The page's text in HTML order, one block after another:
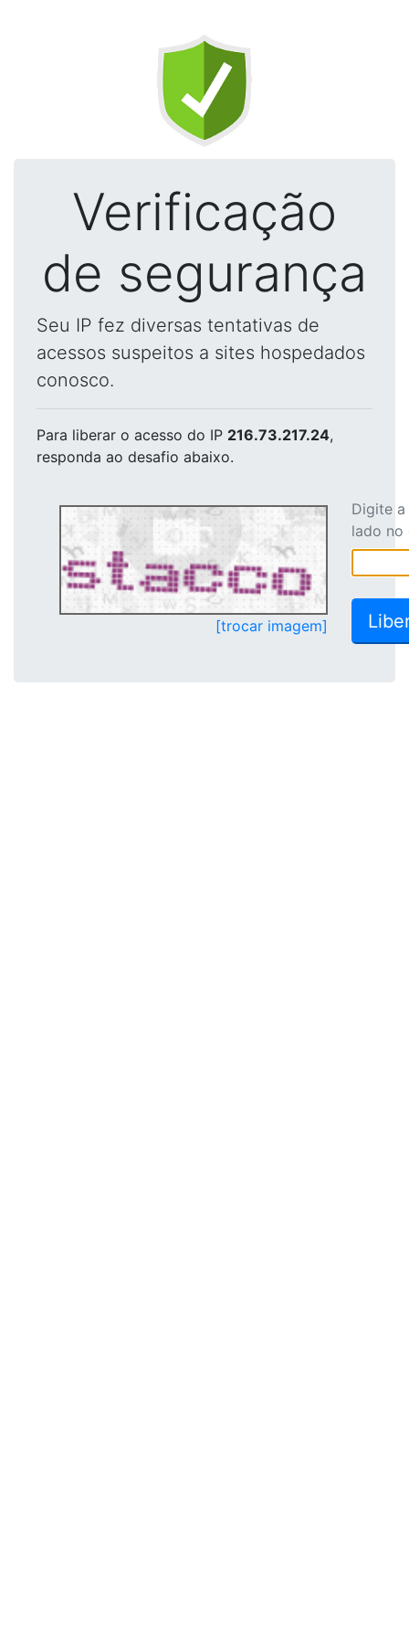
Verificação
de segurança
Seu IP fez diversas tentativas de
acessos suspeitos a sites hospedados
conosco.
Para liberar o acesso do IP 216.73.217.24,
responda ao desafio abaixo.
[trocar imagem]
Digite
lado no